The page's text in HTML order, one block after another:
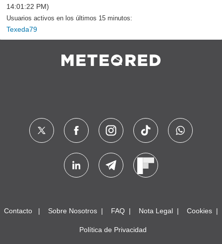
14:01:22 PM)
Usuarios activos en los últimos 15 minutos:
Texeda79
Contacto Sobre Nosotros FAQ Nota Legal Cookies
Política de Privacidad